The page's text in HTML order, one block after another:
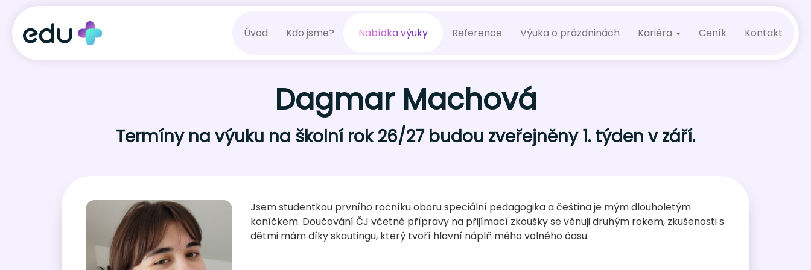
Úvod Kdo jsme? Nabídka výuky Reference Výuka o prázdninách Kariéra Ceník Kontakt
Dagmar Machová
Termíny na výuku na školní rok 26/27 budou zveřejněny 1. týden v září.
Jsem studentkou prvního ročníku oboru speciální pedagogika a čeština je mým dlouholetým
koníčkem. Doučování ČJ včetně přípravy na přijímací zkoušky se věnuji druhým rokem, zkušenosti s
dětmi mám díky skautingu, který tvoří hlavní náplň mého volného času.